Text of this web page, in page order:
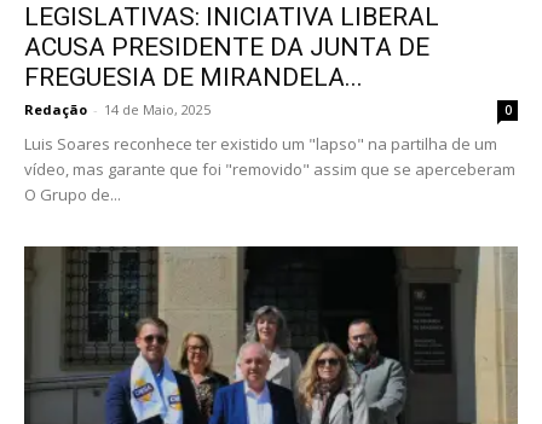
LEGISLATIVAS: INICIATIVA LIBERAL
ACUSA PRESIDENTE DA JUNTA DE
FREGUESIA DE MIRANDELA...
Redação - 14 de Maio, 2025 0
Luis Soares reconhece ter existido um "lapso" na partilha de um
vídeo, mas garante que foi "removido" assim que se aperceberam
O Grupo de...